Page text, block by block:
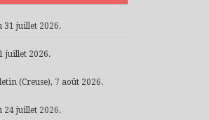
juillet 2026.
juillet 2026.
(Creuse), 7 août 2026.
juillet 2026.